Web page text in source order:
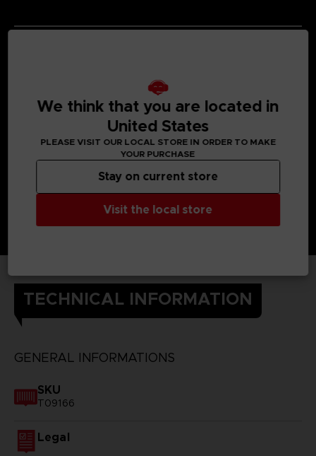
TECHNICAL INFORMATION
GENERAL INFORMATIONS
SKU
T09166
Legal
We think that you are located in
United States
PLEASE VISIT OUR LOCAL STORE IN ORDER TO MAKE
YOUR PURCHASE
Visit the local store
Stay on current store